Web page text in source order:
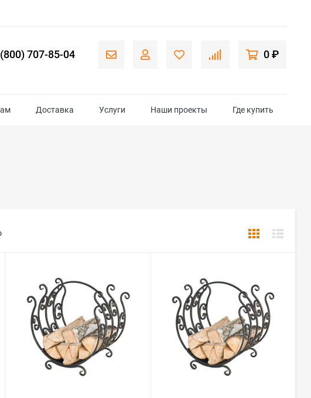
707-85-04 0 ₽
Доставка Услуги Наши проекты Где купить